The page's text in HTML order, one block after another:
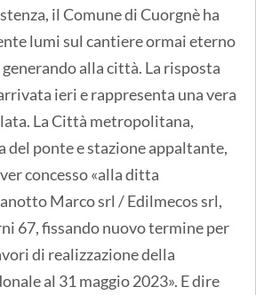
il Comune di Cuorgnè ha
lumi sul cantiere ormai eterno
alla città. La risposta
ieri e rappresenta una vera
La Città metropolitana,
ponte e stazione appaltante,
concesso «alla ditta
Marco srl / Edilmecos srl,
67, fissando nuovo termine per
di realizzazione della
al 31 maggio 2023». E dire